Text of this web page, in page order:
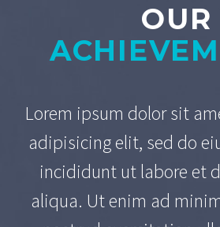
OUR
Lorem ipsum dolor sit
adipisicing elit, sed do
incididunt ut labore et
aliqua. Ut enim ad